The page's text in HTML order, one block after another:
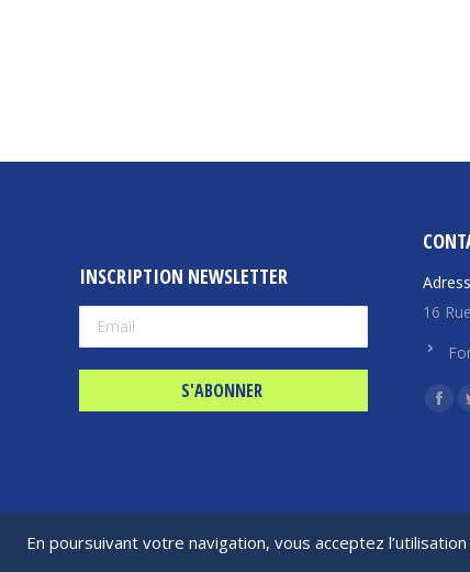
En poursuivant votre navigation, vous acceptez
INSCRIPTION NEWSLETTER
16
La
une